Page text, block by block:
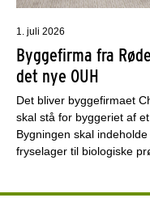
1. juli 2026
Byggefirma fra
det nye OUH
Det bliver byggefirmaet
skal stå for byggeriet af
Bygningen skal
fryselager til biologiske